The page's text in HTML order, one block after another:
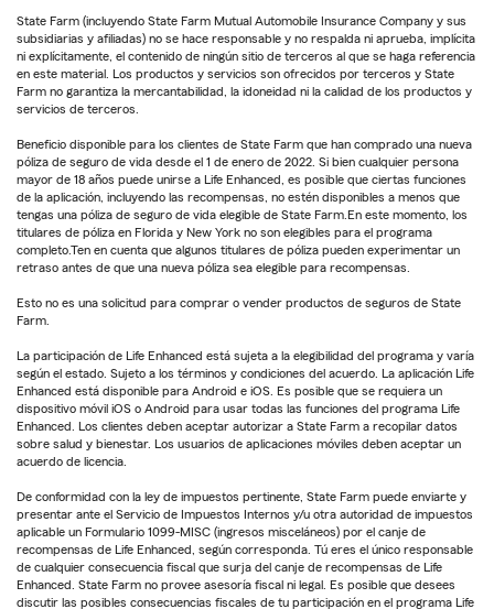
State Farm (incluyendo State Farm Mutual Automobile Insurance Company y sus
subsidiarias y afiliadas) no se hace responsable y no respalda ni aprueba, implícita
ni explícitamente, el contenido de ningún sitio de terceros al que se haga referencia
en este material. Los productos y servicios son ofrecidos por terceros y State
Farm no garantiza la mercantabilidad, la idoneidad ni la calidad de los productos y
servicios de terceros.
Beneficio disponible para los clientes de State Farm que han comprado una nueva
póliza de seguro de vida desde el 1 de enero de 2022. Si bien cualquier persona
mayor de 18 años puede unirse a Life Enhanced, es posible que ciertas funciones
de la aplicación, incluyendo las recompensas, no estén disponibles a menos que
tengas una póliza de seguro de vida elegible de State Farm.En este momento, los
titulares de póliza en Florida y New York no son elegibles para el programa
completo.Ten en cuenta que algunos titulares de póliza pueden experimentar un
retraso antes de que una nueva póliza sea elegible para recompensas.
Esto no es una solicitud para comprar o vender productos de seguros de State
Farm.
La participación de Life Enhanced está sujeta a la elegibilidad del programa y varía
según el estado. Sujeto a los términos y condiciones del acuerdo. La aplicación Life
Enhanced está disponible para Android e iOS. Es posible que se requiera un
dispositivo móvil iOS o Android para usar todas las funciones del programa Life
Enhanced. Los clientes deben aceptar autorizar a State Farm a recopilar datos
sobre salud y bienestar. Los usuarios de aplicaciones móviles deben aceptar un
acuerdo de licencia.
De conformidad con la ley de impuestos pertinente, State Farm puede enviarte y
presentar ante el Servicio de Impuestos Internos y/u otra autoridad de impuestos
aplicable un Formulario 1099-MISC (ingresos misceláneos) por el canje de
recompensas de Life Enhanced, según corresponda. Tú eres el único responsable
de cualquier consecuencia fiscal que surja del canje de recompensas de Life
Enhanced. State Farm no provee asesoría fiscal ni legal. Es posible que desees
discutir las posibles consecuencias fiscales de tu participación en el programa Life